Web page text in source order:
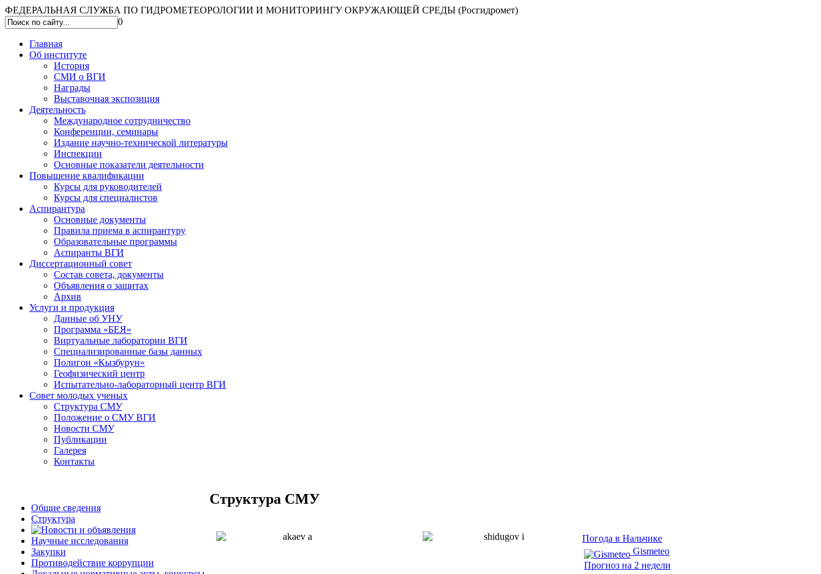
ФЕДЕРАЛЬНАЯ СЛУЖБА ПО ГИДРОМЕТЕОРОЛОГИИ И МОНИТОРИНГУ ОКРУЖАЮЩЕЙ СРЕДЫ (Росгидромет)
0
Главная
Об институте
История
СМИ о ВГИ
Награды
Выставочная экспозиция
Деятельность
Международное сотрудничество
Конференции, семинары
Издание научно-технической литературы
Инспекции
Основные показатели деятельности
Повышение квалификации
Курсы для руководителей
Курсы для специалистов
Аспирантура
Основные документы
Правила приема в аспирантуру
Образовательные программы
Аспиранты ВГИ
Диссертационный совет
Состав совета, документы
Объявления о защитах
Архив
Услуги и продукция
Данные об УНУ
Программа «БЕЯ»
Виртуальные лаборатории ВГИ
Специализированные базы данных
Полигон «Кызбурун»
Геофизический центр
Испытательно-лабораторный центр ВГИ
Совет молодых ученых
Структура СМУ
Положение о СМУ ВГИ
Новости СМУ
Публикации
Галерея
Контакты
Общие сведения
Структура
Научные исследования
Закупки
Противодействие коррупции
Структура СМУ
Погода в Нальчике
Gismeteo
Прогноз на 2 недели